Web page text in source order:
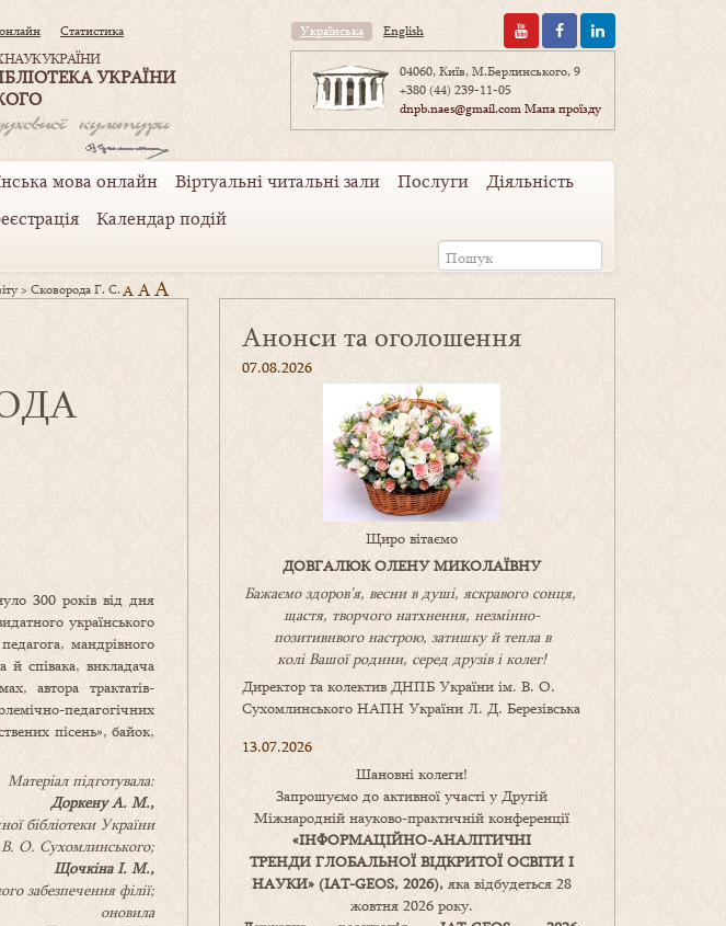
Статистика
УКРАЇНИ
УКРАЇНИ
Українська English
04060, Київ, М.Берлинського, 9
+380 (44) 239-11-05
dnpb.naes@gmail.comМапа проїзду
мова онлайн Віртуальні читальні зали Послуги
Діяльність
Календар подій
>Сковорода Г. С.A AA
300 років від дня
українського
мандрівного
й співака, викладача
автора трактатів-
педагогічних
пісень», байок,
Матеріал підготувала:
Доркену А. М.,
бібліотеки України
В. О. Сухомлинського;
Щочкіна І. М.,
забезпечення філії;
оновила
Анонси та оголошення
07.08.2026
Щиро вітаємо
ДОВГАЛЮК ОЛЕНУ МИКОЛАЇВНУ
Бажаємо здоров’я, весни в душі, яскравого сонця,
щастя, творчого натхнення, незмінно-
позитивнвого настрою, затишкуйтепла в
коліВашоїродини, серед друзів і колег!
Директор та колектив ДНПБ України ім. В. О.
Сухомлинського НАПН України Л. Д. Березівська
13.07.2026
Шановні колеги!
Запрошуємо до активної участі у Другій
Міжнародній науково-практичній конференції
«ІНФОРМАЦІЙНО-АНАЛІТИЧНІ
ТРЕНДИ ГЛОБАЛЬНОЇ ВІДКРИТОЇ ОСВІТИ І
НАУКИ» (IAT-GEOS, 2026), яка відбудеться 28
жовтня 2026 року.